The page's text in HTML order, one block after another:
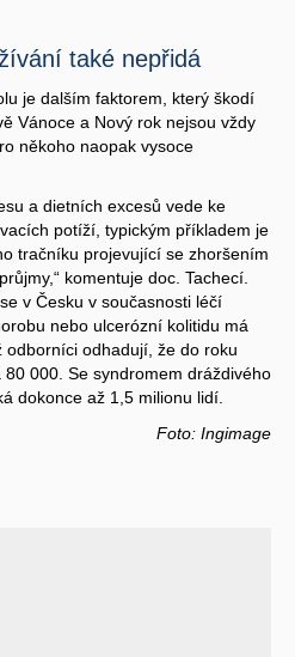
také nepřidá
je dalším faktorem, který škodí
Vánoce a Nový rok nejsou vždy
někoho naopak vysoce
a dietních excesů vede ke
potíží, typickým příkladem je
tračníku projevující se zhoršením
komentuje doc. Tachecí.
v Česku v současnosti léčí
nebo ulcerózní kolitidu má
odborníci odhadují, že do roku
000. Se syndromem dráždivého
dokonce až 1,5 milionu lidí.
Foto: Ingimage